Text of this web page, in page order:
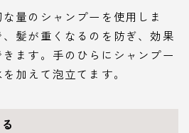
量のシャンプーを使用しま
髪が重くなるのを防ぎ、効果
ます。手のひらにシャンプー
加えて泡立てます。